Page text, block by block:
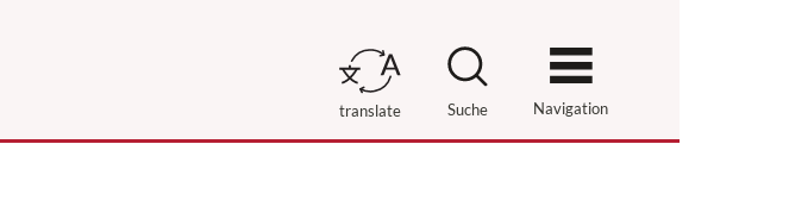
translate Suche Navigation